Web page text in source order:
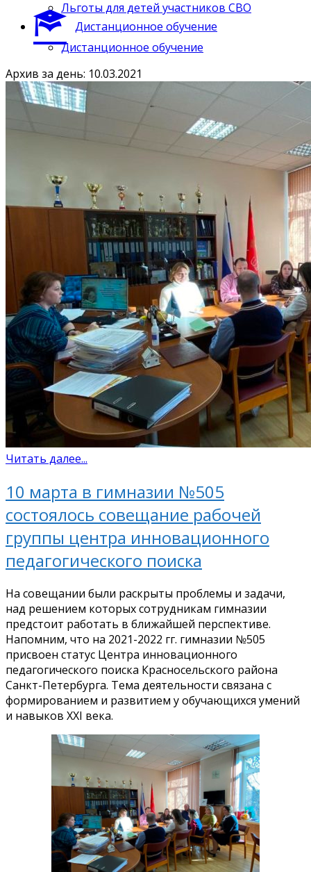
Льготы для детей участников СВО
Дистанционное обучение
Дистанционное обучение
Архив за день: 10.03.2021
Читать далее...
10 марта в гимназии №505
состоялось совещание рабочей
группы центра инновационного
педагогического поиска
На совещании были раскрыты проблемы и задачи,
над решением которых сотрудникам гимназии
предстоит работать в ближайшей перспективе.
Напомним, что на 2021-2022 гг. гимназии №505
присвоен статус Центра инновационного
педагогического поиска Красносельского района
Санкт-Петербурга. Тема деятельности связана с
формированием и развитием у обучающихся умений
и навыков XXI века.